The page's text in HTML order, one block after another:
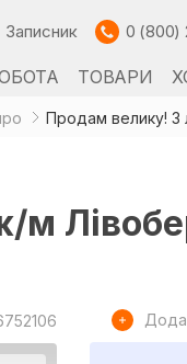
Записник 0 (800)
ТОВАРИ
м